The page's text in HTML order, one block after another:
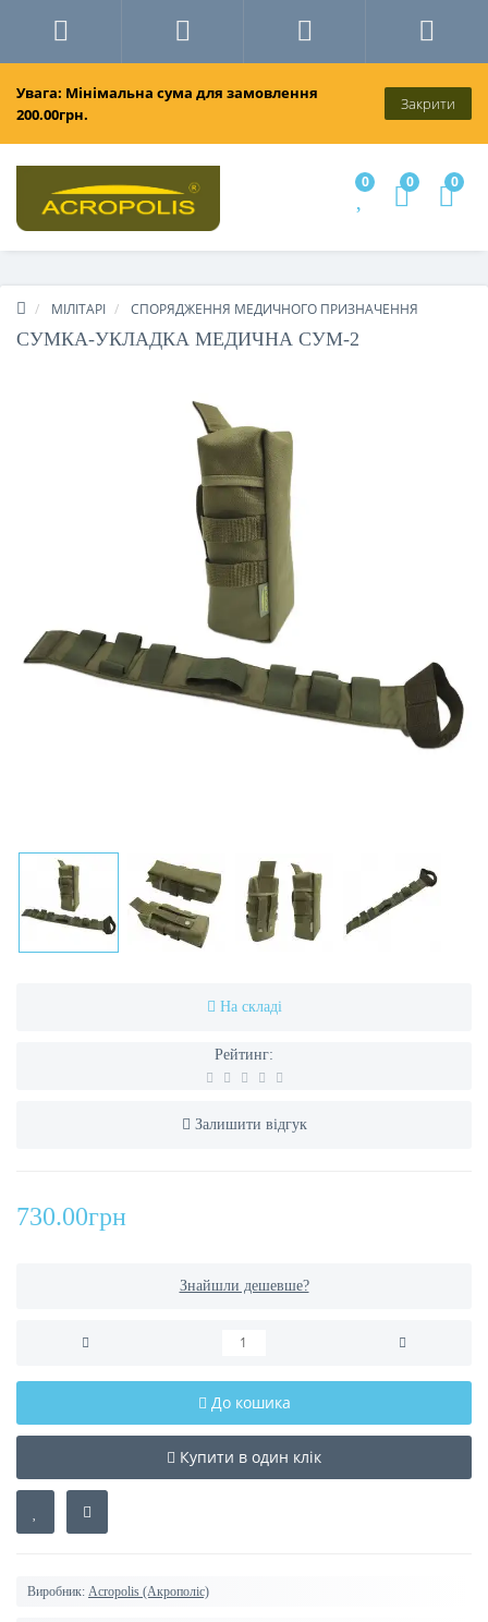
Увага: Мінімальна сума для замовлення
200.00грн.
Закрити
0 0 0
МІЛІТАРІ СПОРЯДЖЕННЯ МЕДИЧНОГО ПРИЗНАЧЕННЯ
СУМКА-УКЛАДКА МЕДИЧНА СУМ-2
На складі
Рейтинг:
Залишити відгук
730.00грн
Знайшли дешевше?
До кошика
Купити в один клік
Виробник: Acropolis (Акрополіс)